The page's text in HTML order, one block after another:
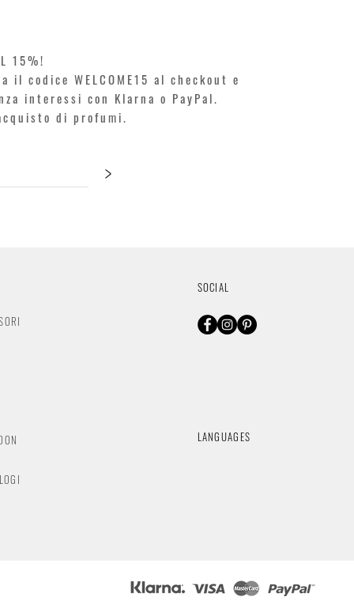
15%!
WELCOME15 al checkout e
interessi con Klarna o PayPal.
di profumi.
>
SOCIAL
LANGUAGES